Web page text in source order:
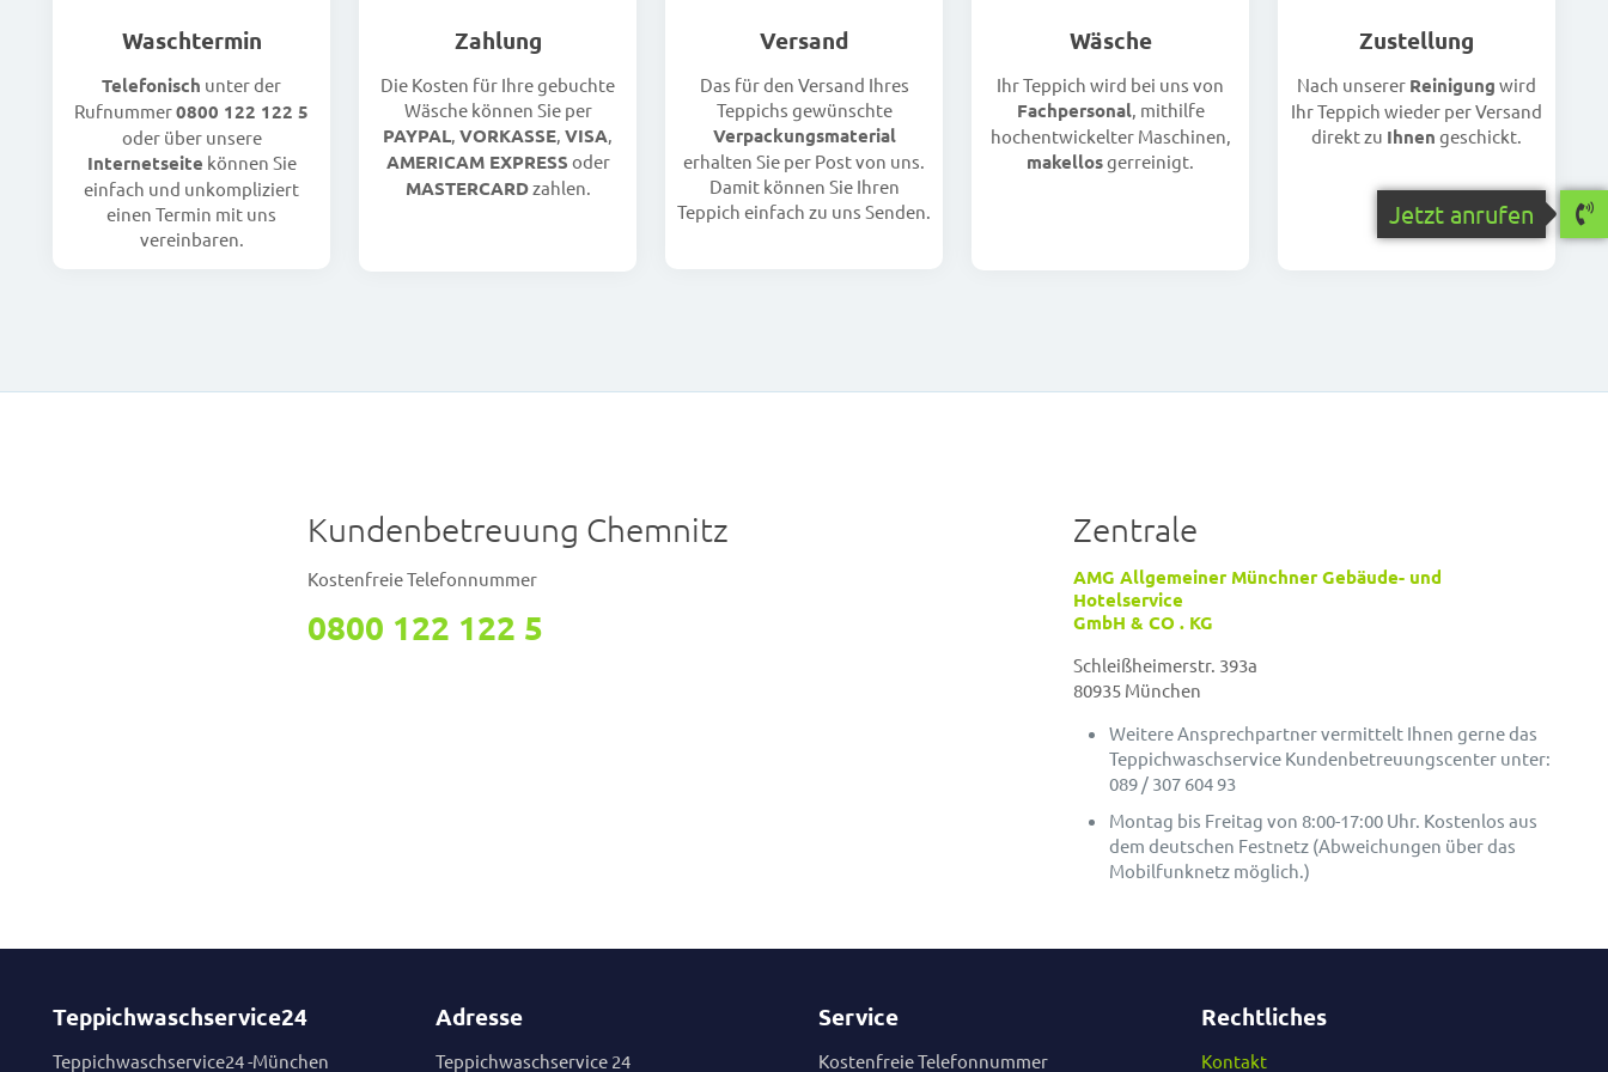
Waschtermin
Telefonisch unter der
Rufnummer0800 122 122 5
oder über unsere
Internetseite können Sie
einfach und unkompliziert
einen Termin mit uns
vereinbaren.
Zahlung
Die Kosten für Ihre gebuchte
Wäsche können Sie per
PAYPAL, VORKASSE, VISA,
AMERICAM EXPRESS oder
MASTERCARDzahlen.
Versand
Das für den Versand Ihres
Teppichs gewünschte
Verpackungsmaterial
erhalten Sie per Post von uns.
Damit können Sie Ihren
Teppich einfach zu uns Senden.
Wäsche
Ihr Teppich wird bei uns von
Fachpersonal, mithilfe
hochentwickelter Maschinen,
makellosgerreinigt.
Zustellung
Nach unserer Reinigung wird
Ihr Teppich wieder per Versand
direkt zu Ihnen geschickt.
Kundenbetreuung Chemnitz
Kostenfreie Telefonnummer
0800 122 122 5
Zentrale
AMG Allgemeiner Münchner Gebäude- und
Hotelservice
GmbH & CO . KG
Schleißheimerstr. 393a
80935 München
Weitere Ansprechpartner vermittelt Ihnen gerne das
Teppichwaschservice Kundenbetreuungscenter unter:
089 / 307 604 93
Montag bis Freitag von 8:00-17:00 Uhr. Kostenlos aus
dem deutschen Festnetz (Abweichungen über das
Mobilfunknetz möglich.)
Teppichwaschservice24
Teppichwaschservice24 -München
Adresse
Teppichwaschservice 24
Service
Kostenfreie Telefonnummer
Rechtliches
Kontakt
Jetzt anrufen